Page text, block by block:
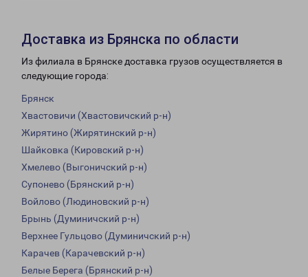
Доставка из Брянска по области
Из филиала в Брянске доставка грузов осуществляется в
следующие города:
Брянск
Хвастовичи (Хвастовичский р-н)
Жирятино (Жирятинский р-н)
Шайковка (Кировский р-н)
Хмелево (Выгоничский р-н)
Супонево (Брянский р-н)
Войлово (Людиновский р-н)
Брынь (Думиничский р-н)
Верхнее Гульцово (Думиничский р-н)
Карачев (Карачевский р-н)
Белые Берега (Брянский р-н)